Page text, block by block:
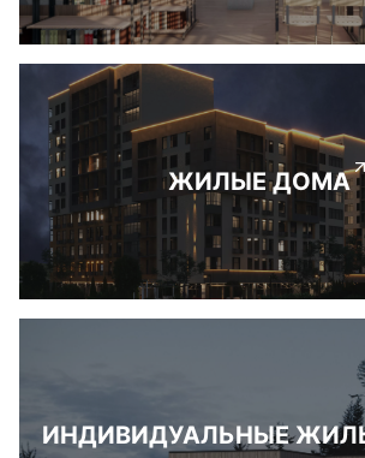
ЖИЛЫЕ ДОМА
ИНДИВИДУАЛЬНЫЕ